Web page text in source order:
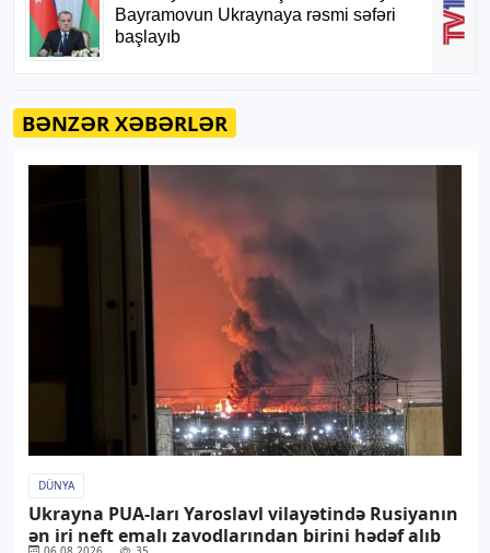
BƏNZƏR XƏBƏRLƏR
DÜNYA
Ukrayna PUA-ları Yaroslavl vilayətində Rusiyanın
ən iri neft emalı zavodlarından birini hədəf alıb